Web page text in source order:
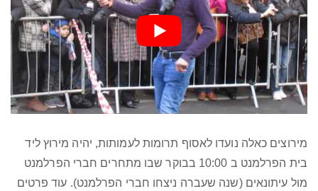
מירוצים כאלה נועדו לאסוף תרומות לעמותות, יהיה מירוץ ליד
בית הפרלמנט ב 10:00 בבוקר שבו מתחרים חברי הפרלמנט
מול עיתונאים (שנה שעברה ניצחו חברי הפרלמנט). עוד פרטים